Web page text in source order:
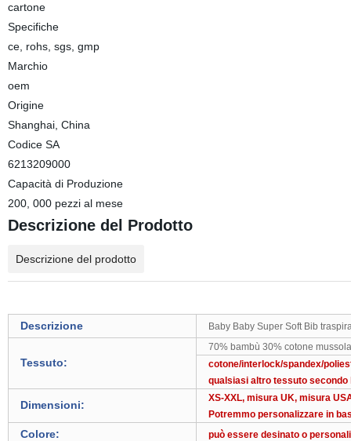
cartone
Specifiche
ce, rohs, sgs, gmp
Marchio
oem
Origine
Shanghai, China
Codice SA
6213209000
Capacità di Produzione
200, 000 pezzi al mese
Descrizione del Prodotto
Descrizione del prodotto
Descrizione Baby Baby Super Soft Bib
Tessuto:
70% bambù 30% cotone mussola
cotone/interlock/spandex/
qualsiasi altro tessuto
Dimensioni:
XS-XXL, misura UK, misura
Potremmo personalizzare in
Colore: può essere desinato o